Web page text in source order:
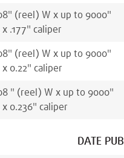
" (reel) W x up to 9000"
x .177" caliper
" (reel) W x up to 9000"
x 0.22" caliper
" (reel) W x up to 9000"
x 0.236" caliper
DATE